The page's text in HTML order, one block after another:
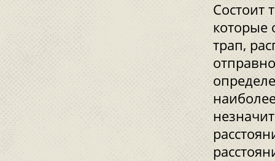
Состоит
которые
трап,